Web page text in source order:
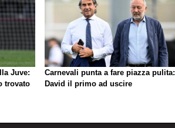
Juve:
trovato
Carnevali punta a fare piazza pulita:
David il primo ad uscire